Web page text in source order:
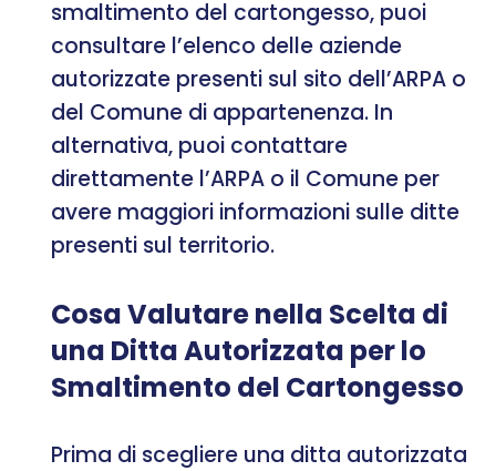
smaltimento del cartongesso, puoi
consultare l’elenco delle aziende
autorizzate presenti sul sito dell’ARPA o
del Comune di appartenenza. In
alternativa, puoi contattare
direttamente l’ARPA o il Comune per
avere maggiori informazioni sulle ditte
presenti sul territorio.
Cosa Valutare nella Scelta di
una Ditta Autorizzata per lo
Smaltimento del Cartongesso
Prima di scegliere una ditta autorizzata